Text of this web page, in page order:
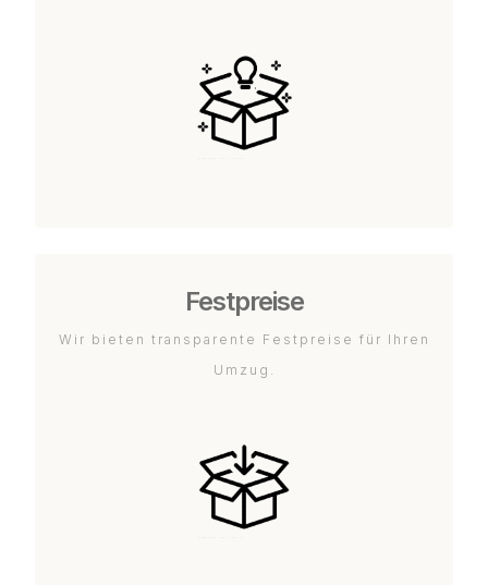
Festpreise
Wir bieten transparente Festpreise für Ihren
Umzug.